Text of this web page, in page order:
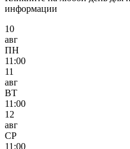
информации
10
авг
ПН
11:00
11
авг
ВТ
11:00
12
авг
СР
11:00